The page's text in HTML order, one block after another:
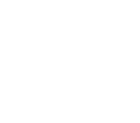
y Cuerpos de Seguridad del
de Gobierno de Pedro
En este contexto, se ha
las infracciones penales
16.811 en el mismo
incremento ha sido del
hoy que en el